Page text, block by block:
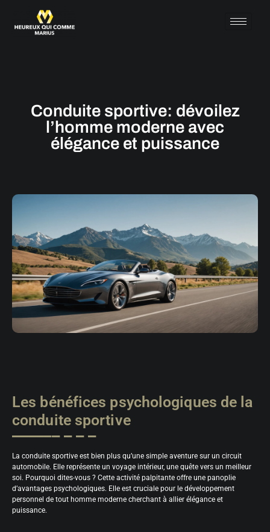
Conduite sportive: dévoilez
l’homme moderne avec
élégance et puissance
Les bénéfices psychologiques de la
conduite sportive
La conduite sportive est bien plus qu’une simple aventure sur un circuit
automobile. Elle représente un voyage intérieur, une quête vers un meilleur
soi. Pourquoi dites-vous ? Cette activité palpitante offre une panoplie
d’avantages psychologiques. Elle est cruciale pour le développement
personnel de tout homme moderne cherchant à allier élégance et
puissance.